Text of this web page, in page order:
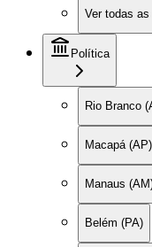
Ver todas
Política
Rio Branco
Macapá (AP)
Manaus
Belém (PA)